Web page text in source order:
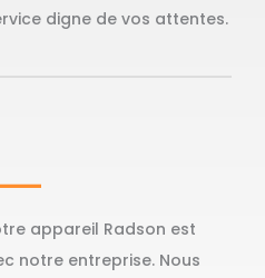
digne de vos attentes.
appareil Radson est
notre entreprise. Nous